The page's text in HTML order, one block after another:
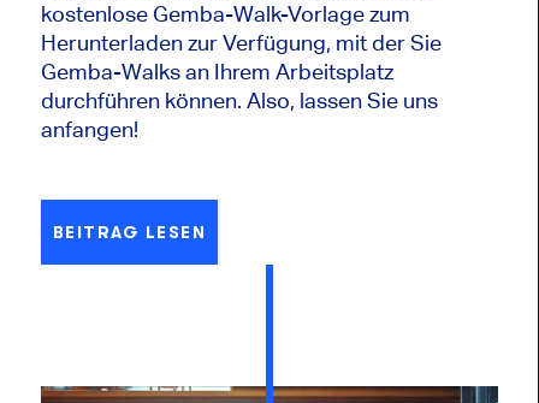
kostenlose Gemba-Walk-Vorlage zum
Herunterladen zur Verfügung, mit der Sie
Gemba-Walks an Ihrem Arbeitsplatz
durchführen können. Also, lassen Sie uns
anfangen!
BEITRAG LESEN